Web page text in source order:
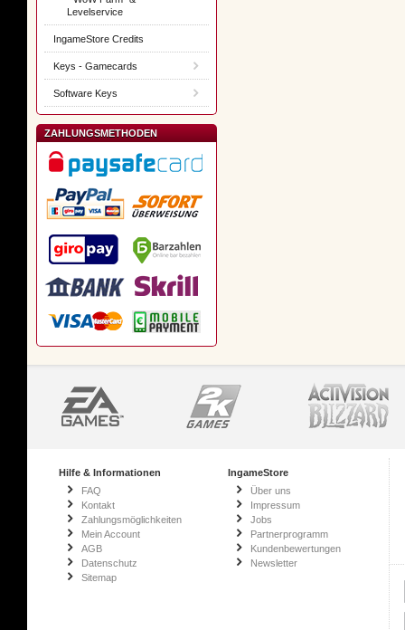
Levelservice
IngameStore Credits
Keys - Gamecards
Software Keys
ZAHLUNGSMETHODEN
Hilfe & Informationen
FAQ
Kontakt
Zahlungsmöglichkeiten
Mein Account
AGB
Datenschutz
Sitemap
IngameStore
Über uns
Impressum
Jobs
Partnerprogramm
Kundenbewertungen
Newsletter